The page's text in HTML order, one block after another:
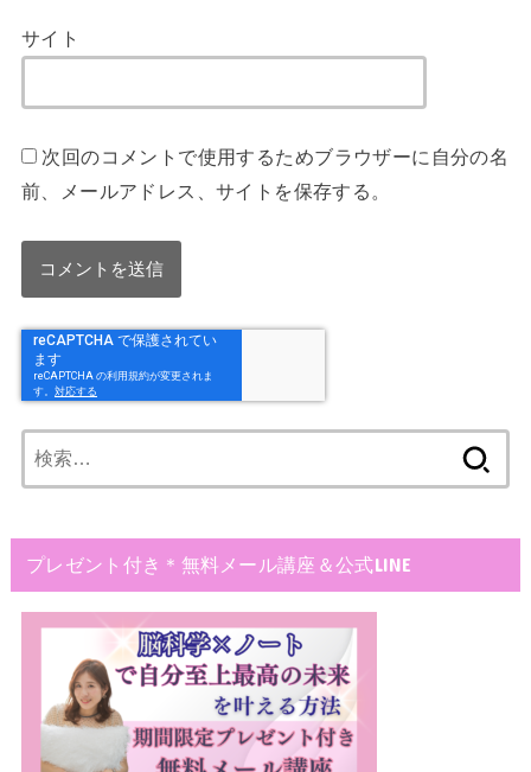
サイト
次回のコメントで使用するためブラウザーに自分の名
前、メールアドレス、サイトを保存する。
索:
プレゼント付き＊無料メール講座＆公式LINE